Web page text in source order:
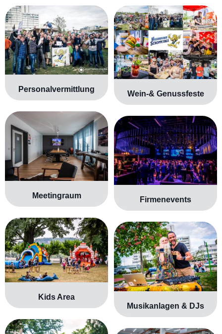
Personalvermittlung Wein-& Genussfeste
Meetingraum Firmenevents
Kids Area
Musikanlagen & DJs